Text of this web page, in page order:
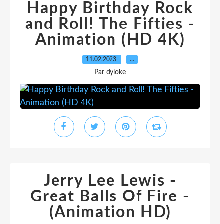
Happy Birthday Rock
and Roll! The Fifties -
Animation (HD 4K)
11.02.2023 …
Par dyloke
Jerry Lee Lewis -
Great Balls Of Fire -
(Animation HD)